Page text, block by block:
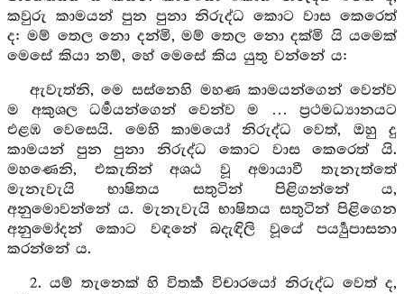
කවුරු කාමයන් පුන පුනා නිරුද්ධ කොට වාස කෙරෙත්
ද: මම් තෙල නො දන්මි, මම් තෙල නො දක්මි යි යමෙක්
මෙසේ කියා නම්, හේ මෙසේ කිය යුතු වන්නේ ය:
ඇවැත්නි, මෙ සස්නෙහි මහණ කාමයන්ගෙන් වෙන්ව
ම අකුශල ධර්‍මයන්ගෙන් වෙන්ව ම … ප්‍රථමධ්‍යානයට
එළඹ වෙසෙයි. මෙහි කාමයෝ නිරුද්ධ වෙත්, ඔහු දු
කාමයන් පුන පුනා නිරුද්ධ කොට වාස කෙරෙත් යි.
මහණෙනි, එකැතින් අශඨ වූ අමායාවී තැනැත්තේ
මැනැවැයි භාෂිතය සතුටින් පිළිගන්නේ ය,
අනුමොවන්නේ ය. මැනැවැයි භාෂිතය සතුටින් පිළිගෙන
අනුමෝදන් කොට වඳනේ බදැඳිලි වූයේ පර්‍ය්‍යුපාසනා
කරන්නේ ය.
2. යම් තැනෙක් හි විතර්‍ක විචාරයෝ නිරුද්ධ වෙත් ද,